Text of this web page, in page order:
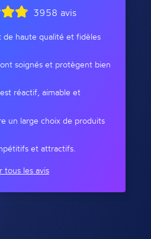
3958 avis
de haute qualité et fidèles
soignés et protègent bien
réactif, aimable et
un large choix de produits
et attractifs.
tous les avis